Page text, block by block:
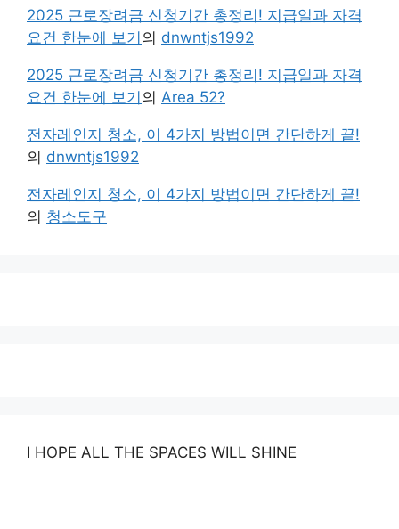
2025 근로장려금 신청기간 총정리! 지급일과 자격
요건 한눈에 보기의 dnwntjs1992
2025 근로장려금 신청기간 총정리! 지급일과 자격
요건 한눈에 보기의 Area 52?
전자레인지 청소, 이 4가지 방법이면 간단하게 끝!
의 dnwntjs1992
전자레인지 청소, 이 4가지 방법이면 간단하게 끝!
의 청소도구
I HOPE ALL THE SPACES WILL SHINE